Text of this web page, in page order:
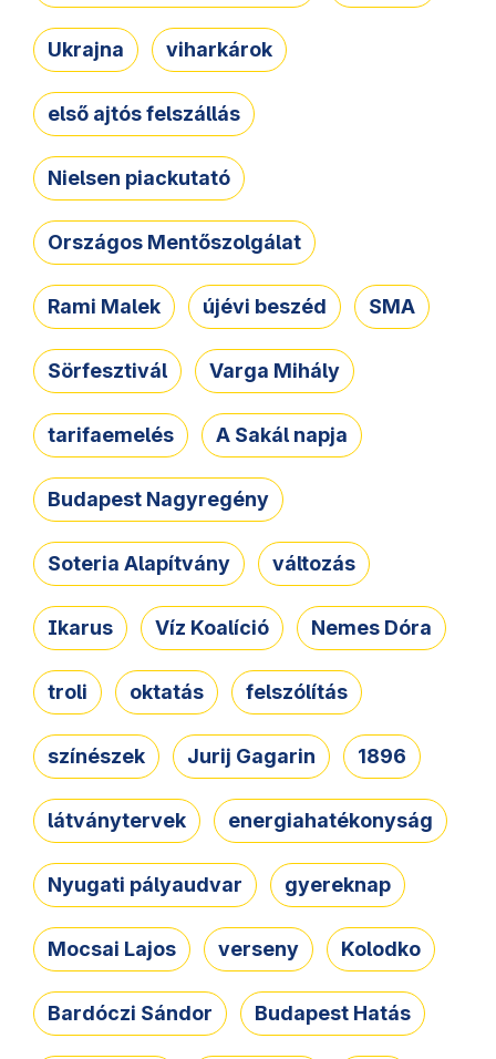
Ukrajna viharkárok
első ajtós felszállás
Nielsen piackutató
Országos Mentőszolgálat
Rami Malek újévi beszéd SMA
Sörfesztivál Varga Mihály
tarifaemelés A Sakál napja
Budapest Nagyregény
Soteria Alapítvány változás
Ikarus Víz Koalíció Nemes Dóra
troli oktatás felszólítás
színészek Jurij Gagarin 1896
látványtervek energiahatékonyság
Nyugati pályaudvar gyereknap
Mocsai Lajos verseny Kolodko
Bardóczi Sándor Budapest Hatás